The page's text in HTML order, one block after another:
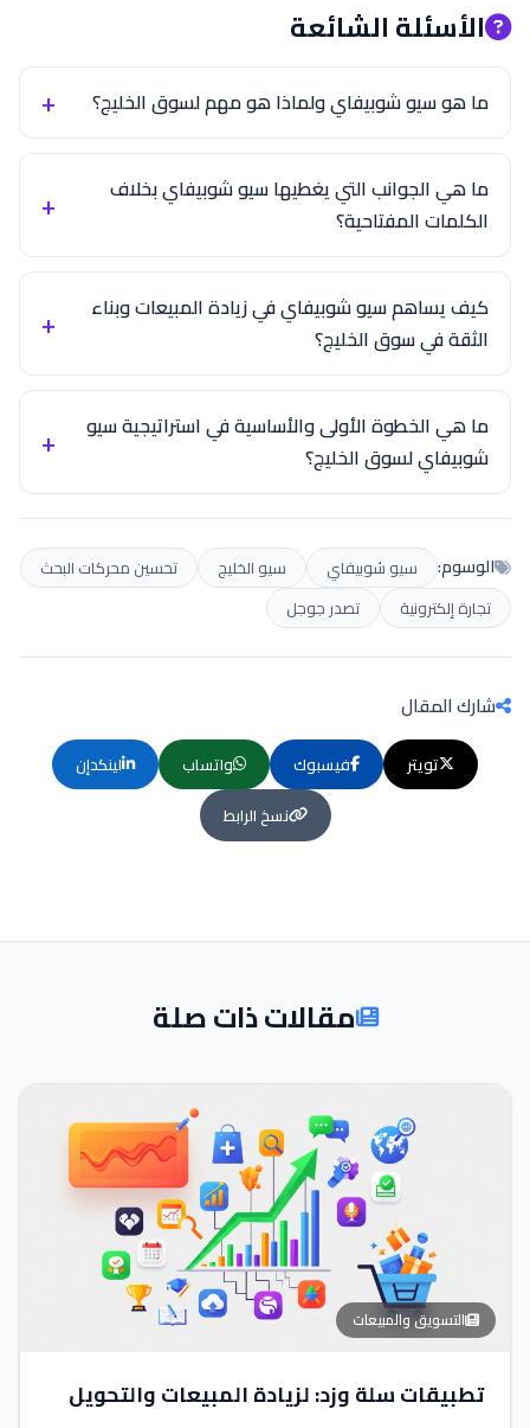
الأسئلة الشائعة
ما هو سيو شوبيفاي ولماذا هو مهم لسوق الخليج؟
ما هي الجوانب التي يغطيها سيو شوبيفاي بخلاف
الكلمات المفتاحية؟
كيف يساهم سيو شوبيفاي في زيادة المبيعات وبناء
الثقة في سوق الخليج؟
ما هي الخطوة الأولى والأساسية في استراتيجية سيو
شوبيفاي لسوق الخليج؟
الوسوم: سيو شوبيفاي سيو الخليج
تحسين محركات البحث
تجارة إلكترونية
تصدر جوجل
شارك المقال
تويتر فيسبوك واتساب
لينكدإن
نسخ الرابط
مقالات ذات صلة
التسويق والمبيعات
تطبيقات سلة وزد: لزيادة المبيعات والتحويل